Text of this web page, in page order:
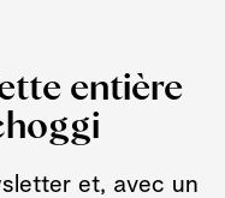
entière
et, avec un